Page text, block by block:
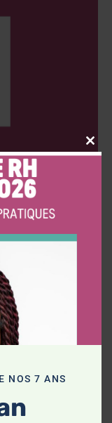
Close
this
NOS 7 ANS